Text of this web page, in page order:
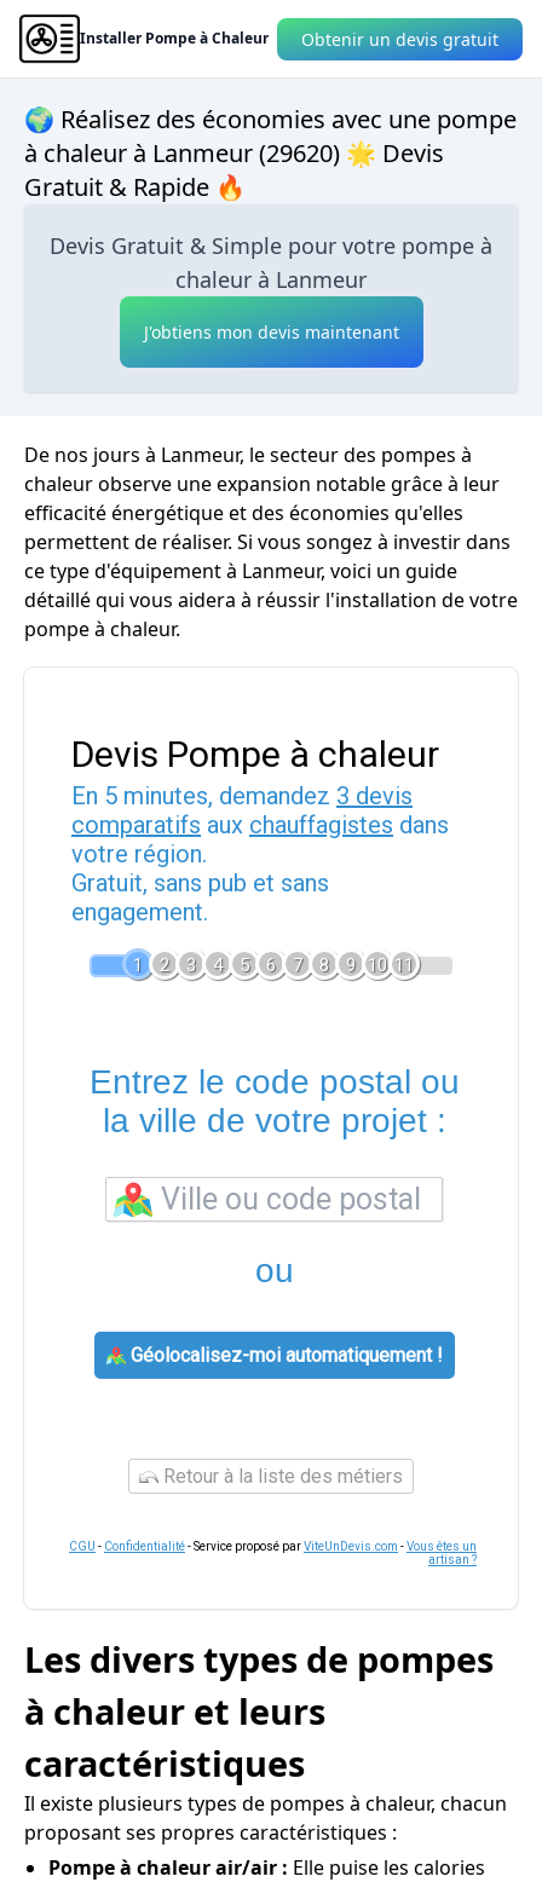
Installer Pompe à Chaleur Obtenir un devis gratuit
🌍 Réalisez des économies avec une pompe
à chaleur à Lanmeur (29620) 🌟 Devis
Gratuit & Rapide 🔥
Devis Gratuit & Simple pour votre pompe à
chaleur à Lanmeur
J'obtiens mon devis maintenant
De nos jours à Lanmeur, le secteur des pompes à
chaleur observe une expansion notable grâce à leur
efficacité énergétique et des économies qu'elles
permettent de réaliser. Si vous songez à investir dans
ce type d'équipement à Lanmeur, voici un guide
détaillé qui vous aidera à réussir l'installation de votre
pompe à chaleur.
Devis Pompe à chaleur
En 5 minutes, demandez 3 devis
comparatifs aux chauffagistes dans
votre région.
Gratuit, sans pub et sans
engagement.
1 2 3 4 5 6 7 8 9 10 11
Entrez le code postal ou
la ville de votre projet :
ou
Géolocalisez-moi automatiquement !
Retour à la liste des métiers
CGU - Confidentialité- Service proposé parViteUnDevis.com -Vous êtes un
artisan ?
Les divers types de pompes
à chaleur et leurs
caractéristiques
Il existe plusieurs types de pompes à chaleur, chacun
proposant ses propres caractéristiques :
Pompe à chaleur air/air : Elle puise les calories